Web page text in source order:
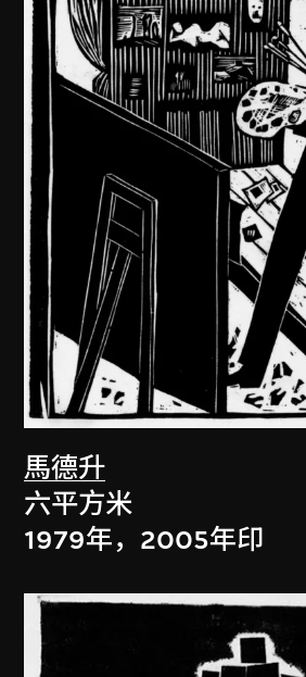
馬德升
六平方米
1979年，2005年印